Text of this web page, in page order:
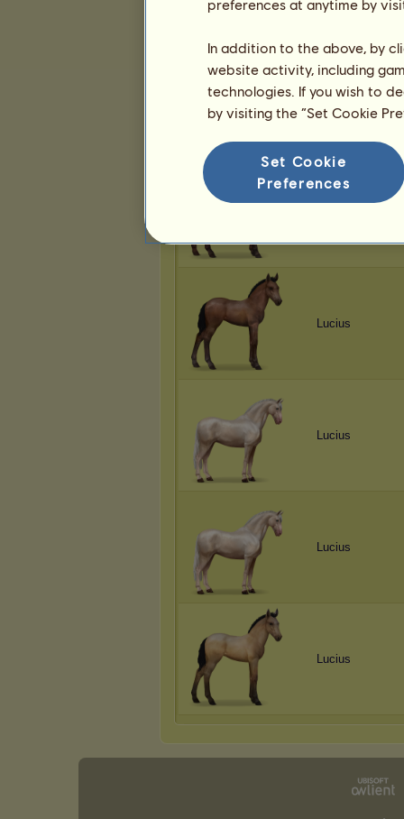
Lucius
Lucius
Lucius
Lucius
Lucius
preferences at anytime by
In addition to the above, by
website activity, including
technologies. If you wish to
by visiting the “Set Cookie
Set Cookie
Preferences